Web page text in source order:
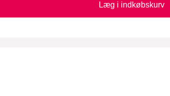
Læg i indkøbskurv